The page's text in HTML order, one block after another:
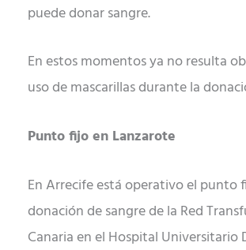
puede donar sangre.
En estos momentos ya no resulta
uso de mascarillas durante la
Punto fijo en Lanzarote
En Arrecife está operativo el punto
donación de sangre de la Red
Canaria en el Hospital Universitario